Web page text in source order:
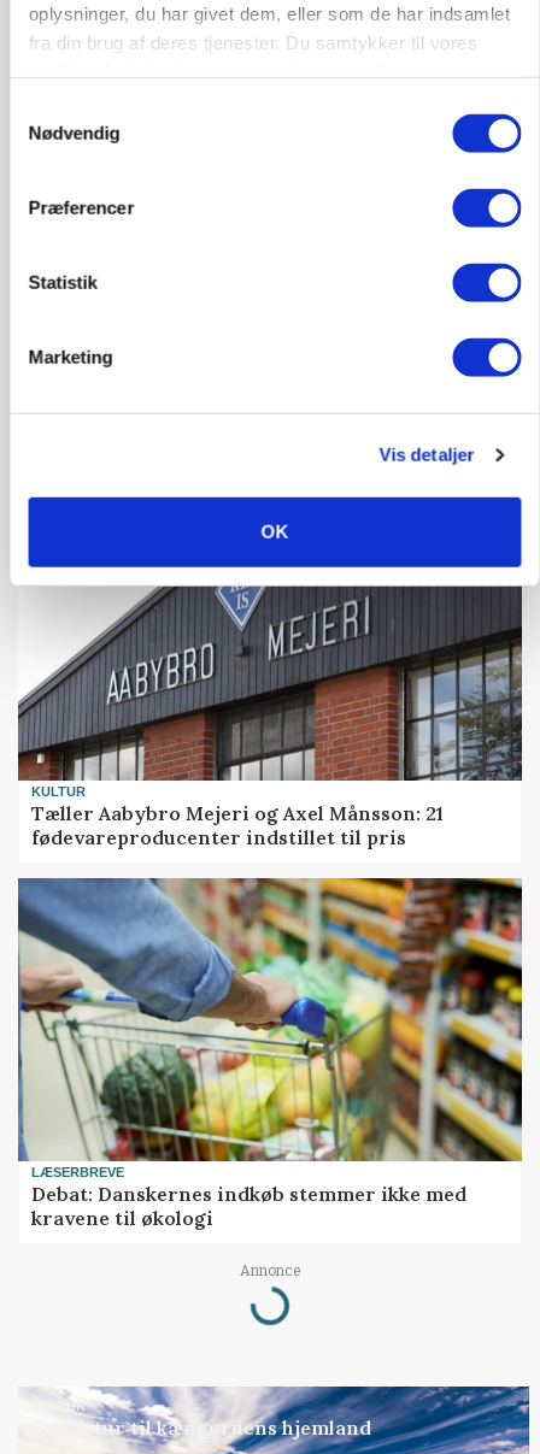
oplysninger, du har givet dem, eller som de har indsamlet
fra din brug af deres tjenester. Du samtykker til vores
Nødvendig
Præferencer
Statistik
Marketing
Vis detaljer
OK
Annonce
Loading...
Efter lån på 182 millioner: Sindal Biogas vil
KULTUR
Tæller Aabybro Mejeri og Axel Månsson: 21
fødevareproducenter indstillet til pris
LÆSERBREVE
Debat: Danskernes indkøb stemmer ikke med
kravene til økologi
Annonce
Loading...
KULTUR
Studietur til kænguruens hjemland